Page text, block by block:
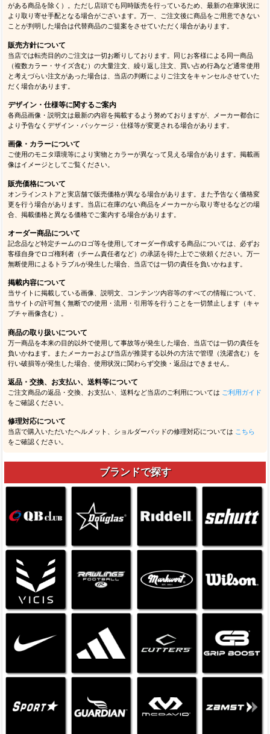
がある商品を除く）。ただし店頭でも同時販売を行っているため、最新の在庫状況に
より取り寄せ手配となる場合がございます。万一、ご注文後に商品をご用意できない
ことが判明した場合は代替商品のご提案をさせていただく場合があります。
販売方針について
当店では転売目的のご注文は一切お断りしております。同じお客様による同一商品
（複数カラー・サイズ含む）の大量注文、繰り返し注文、買い占め行為など通常使用
と考えづらい注文があった場合は、当店の判断によりご注文をキャンセルさせていた
だく場合があります。
デザイン・仕様等に関するご案内
各商品画像・説明文は最新の内容を掲載するよう努めておりますが、メーカー都合に
より予告なくデザイン・パッケージ・仕様等が変更される場合があります。
画像・カラーについて
ご使用のモニタ環境等により実物とカラーが異なって見える場合があります。掲載画
像はイメージとしてご覧ください。
販売価格について
オンラインストアと実店舗で販売価格が異なる場合があります。また予告なく価格変
更を行う場合があります。当店に在庫のない商品をメーカーから取り寄せるなどの場
合、掲載価格と異なる価格でご案内する場合があります。
オーダー商品について
記念品など特定チームのロゴ等を使用してオーダー作成する商品については、必ずお
客様自身でロゴ権利者（チーム責任者など）の承諾を得た上でご依頼ください。万一
無断使用によるトラブルが発生した場合、当店では一切の責任を負いかねます。
掲載内容について
当サイトに掲載している画像、説明文、コンテンツ内容等のすべての情報について、
当サイトの許可無く無断での使用・流用・引用等を行うことを一切禁止します（キャ
プチャ画像含む）。
商品の取り扱いについて
万一商品を本来の目的以外で使用して事故等が発生した場合、当店では一切の責任を
負いかねます。またメーカーおよび当店が推奨する以外の方法で管理（洗濯含む）を
行い破損等が発生した場合、使用状況に関わらず交換・返品はできません。
返品・交換、お支払い、送料等について
ご注文商品の返品・交換、お支払い、送料など当店のご利用については ご利用ガイド
をご確認ください。
修理対応について
当店で購入いただいたヘルメット、ショルダーパッドの修理対応については こちら
をご確認ください。
ブランドで探す